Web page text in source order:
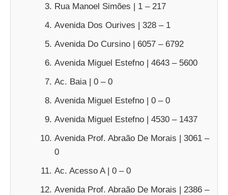
Rua Manoel Simões | 1 – 217
Avenida Dos Ourives | 328 – 1
Avenida Do Cursino | 6057 – 6792
Avenida Miguel Estefno | 4643 – 5600
Ac. Baia | 0 – 0
Avenida Miguel Estefno | 0 – 0
Avenida Miguel Estefno | 4530 – 1437
Avenida Prof. Abraão De Morais | 3061 –
0
Ac. Acesso A | 0 – 0
Avenida Prof. Abraão De Morais | 2386 –